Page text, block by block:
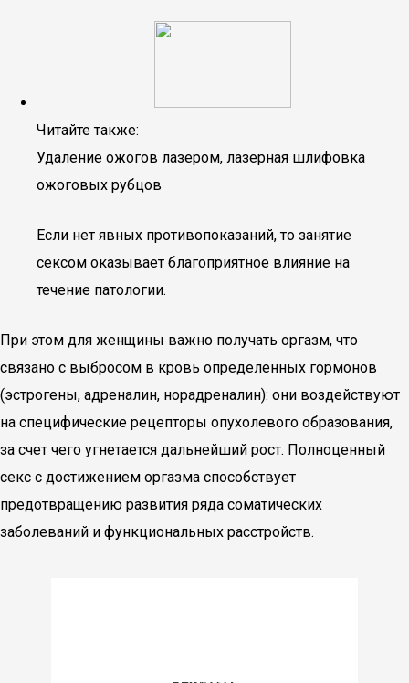
Читайте также:
Удаление ожогов лазером, лазерная шлифовка
ожоговых рубцов
Если нет явных противопоказаний, то занятие
сексом оказывает благоприятное влияние на
течение патологии.
При этом для женщины важно получать оргазм, что
связано с выбросом в кровь определенных гормонов
(эстрогены, адреналин, норадреналин): они воздействуют
на специфические рецепторы опухолевого образования,
за счет чего угнетается дальнейший рост. Полноценный
секс с достижением оргазма способствует
предотвращению развития ряда соматических
заболеваний и функциональных расстройств.